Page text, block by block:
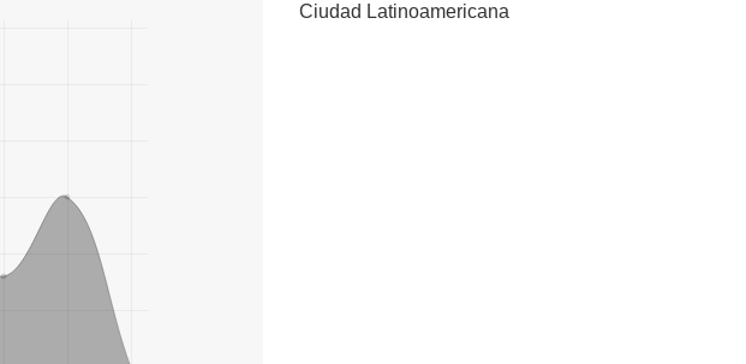
Ciudad Latinoamericana